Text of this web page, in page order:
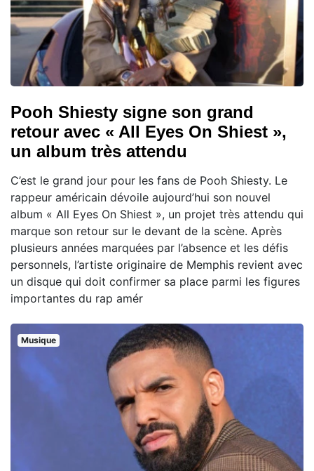
Pooh Shiesty signe son grand
retour avec « All Eyes On Shiest »,
un album très attendu
C’est le grand jour pour les fans de Pooh Shiesty. Le
rappeur américain dévoile aujourd’hui son nouvel
album « All Eyes On Shiest », un projet très attendu qui
marque son retour sur le devant de la scène. Après
plusieurs années marquées par l’absence et les défis
personnels, l’artiste originaire de Memphis revient avec
un disque qui doit confirmer sa place parmi les figures
importantes du rap amér
Musique